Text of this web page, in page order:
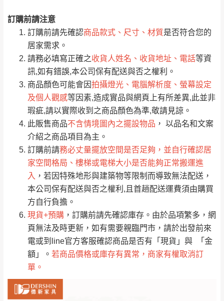
訂購前請注意
訂購前請先確認商品款式、尺寸、材質是否符合您的
居家需求。
請務必填寫正確之收貨人姓名、收貨地址、電話等資
訊,如有錯誤,本公司保有配送與否之權利。
商品顏色可能會因拍攝燈光、電腦解析度、螢幕設定
及個人觀感等因素,造成實品與網頁上有所差異,此並非
瑕疵,請以實際收到之商品顏色為準,敬請見諒。
此販售商品不含情境圖內之擺設物品 ， 以品名和文案
介紹之商品項目為主。
訂購前請務必丈量擺放空間是否足夠，並自行確認居
家空間格局、樓梯或電梯大小是否能夠正常搬運進
入 ，若因特殊地形與建築物等限制而導致無法配送，
本公司保有配送與否之權利,且首趟配送運費須由購買
方自行負擔。
現貨+預購 ，訂購前請先確認庫存。由於品項繁多，網
頁無法及時更新，如有需要親臨門市，請於出發前來
電或到line官方客服確認商品是否有「現貨」與 「金
額」。 若商品價格或庫存有異常，商家有權取消訂
單。
運 費 說 明
運送地區 運送費用
偏遠地區
（請先線上詢問 LINE
→@dershin ）
桃園
免 運
費
復興鄉
新竹
峨眉鄉、五峰鄉、
橫山、北埔鄉、尖
石鄉、寶山鄉山
區、新埔山區、芎
里
台北 無
注意事項：
由於品項繁多，網頁無法及時更新，如有需
要購買商品，請於出發前來電或到「官方
Line客服」來信確認商品是否有「現貨」與
「金額」。
若商品價格或庫存有異常，商家有權取消訂
單。部分網路商品恕無法更改原設計或客製，敬請
見諒！
接單後二日內(不含例假日)，我們客服會與您
電話聯絡或E-Mail通知確認訂單。
（線上客
服 LINE → @dershin）
下單前先詢問是否現貨 ，若未詢問下單後無
現貨我們客服會再來電或E-Mail與您聯絡
（洽詢方式請搜尋 Line ID → @dershin）
運送範圍：限定北至基隆，南至苗栗，偏遠
地區恕無法提供運送 (詳見運送規章)。
配送範圍：
苗栗至基隆；其它地區暫不開放，如因特殊
地型限制(山區、鄉、鎮、村)、樓梯太小、無
0/5 (0)筆
全部 依評論高至低排列
依評論低至高排列 只顯示附上圖片
只顯示附上評論